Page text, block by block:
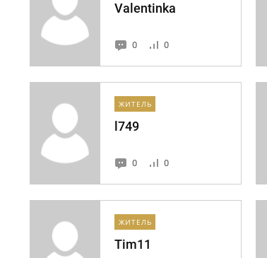
Valentinka
0 0
ЖИТЕЛЬ
l749
0 0
ЖИТЕЛЬ
Tim11